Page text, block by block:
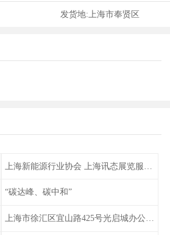
发货地:上海市奉贤区
“碳达峰、碳中和”
上海市徐汇区宜山路425号光启城办公楼905-907室